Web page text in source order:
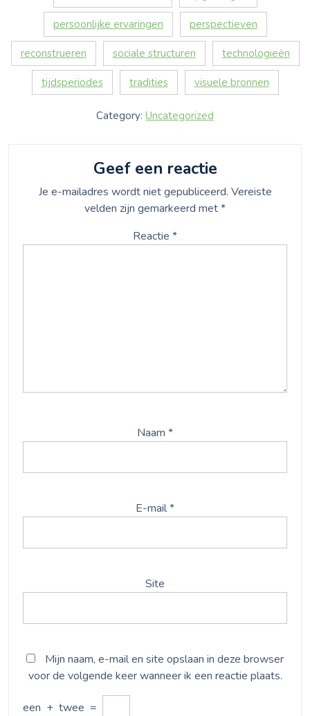
persoonlijke ervaringen perspectieven
reconstrueren sociale structuren technologieën
tijdsperiodes tradities visuele bronnen
Category: Uncategorized
Geef een reactie
Je e-mailadres wordt niet gepubliceerd. Vereiste
velden zijn gemarkeerd met*
Reactie *
Naam *
E-mail*
Site
Mijn naam, e-mail en site opslaan in deze browser
voor de volgende keer wanneer ik een reactie plaats.
een + twee =